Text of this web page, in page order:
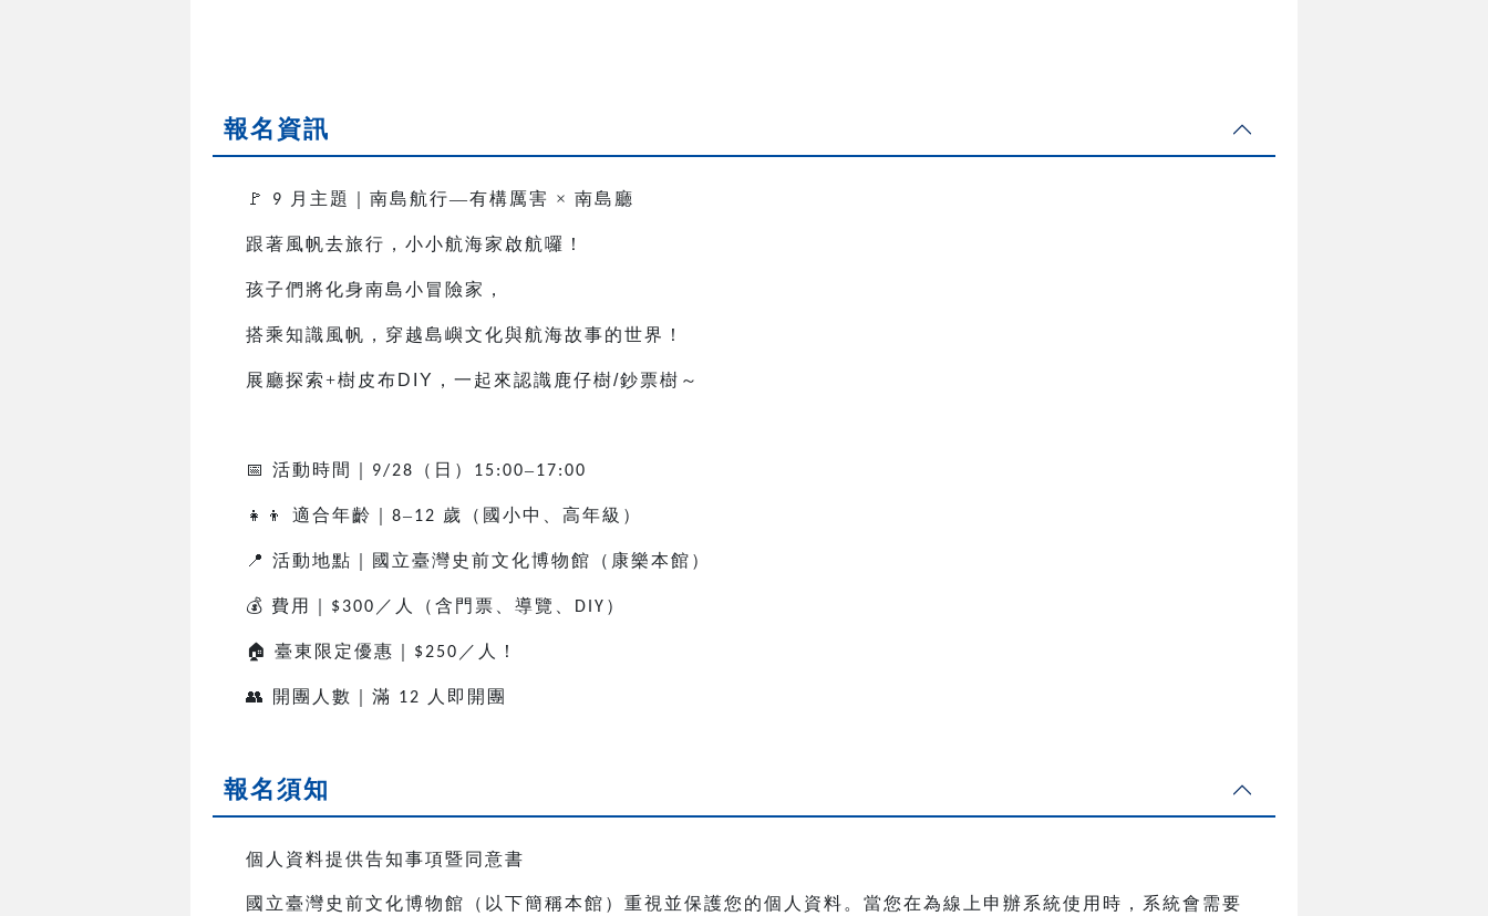
報名資訊
🚩 9 月主題｜南島航行—有構厲害 × 南島廳
跟著風帆去旅行，小小航海家啟航囉！
孩子們將化身南島小冒險家，
搭乘知識風帆，穿越島嶼文化與航海故事的世界！
展廳探索+樹皮布 DIY ，一起來認識鹿仔樹/鈔票樹～
📅 活動時間｜ 9/28 （日） 15:00–17:00
👧👦 適合年齡｜ 8–12 歲（國小中、高年級）
📍 活動地點｜國立臺灣史前文化博物館（康樂本館）
💰 費用｜ $300 ／人（含門票、導覽、 DIY ）
🏠 臺東限定優惠｜ $250 ／人！
👥 開團人數｜滿 12 人即開團
報名須知
個人資料提供告知事項暨同意書
國立臺灣史前文化博物館（以下簡稱本館）重視並保護您的個人資料。當您在為線上申辦系統使用時，系統會需要